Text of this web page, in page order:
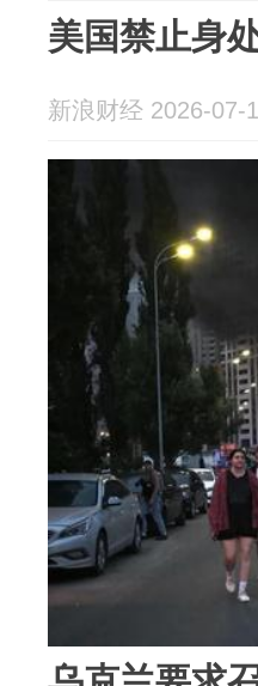
美国禁止身
新浪财经 2026-07-